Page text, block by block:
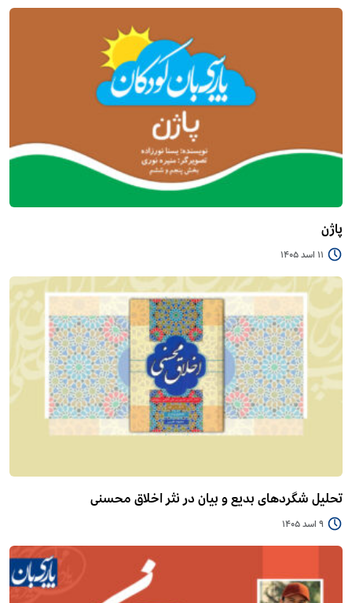
پاژن
11 اسد 1405
تحلیل شگردهای بدیع و بیان در نثر اخلاق محسنی
9 اسد 1405